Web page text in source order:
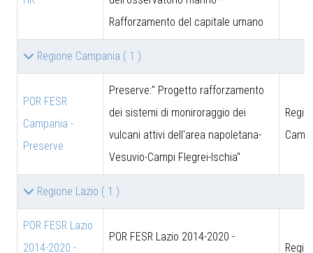
Rafforzamento del capitale umano
Regione Campania ( 1 )
POR FESR
Campania -
Preserve
Preserve:" Progetto rafforzamento
dei sistemi di moniroraggio dei
vulcani attivi dell'area napoletana-
Vesuvio-Campi Flegrei-Ischia"
Regione Lazio ( 1 )
POR FESR Lazio
2014-2020 -
POR FESR Lazio 2014-2020 -